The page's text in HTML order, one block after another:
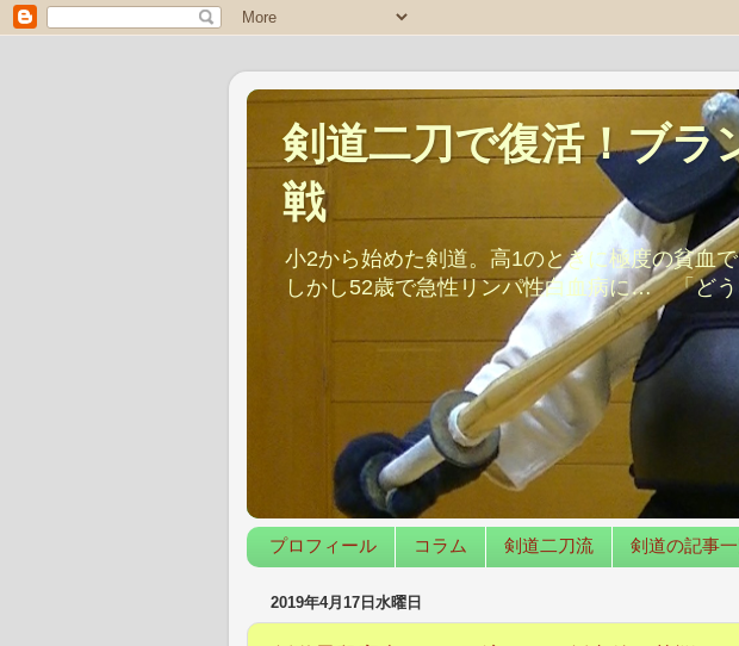
剣道二刀で復活！ブラ
戦
小2から始めた剣道。高1のときに極度の貧血
しかし52歳で急性リンパ性白血病に… 「ど
プロフィール コラム 剣道二刀流 剣道の記事
2019年4月17日水曜日